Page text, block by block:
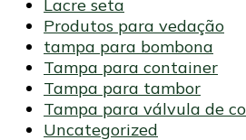
Lacre seta
Produtos para vedação
tampa para bombona
Tampa para container
Tampa para tambor
Tampa para válvula de
Uncategorized